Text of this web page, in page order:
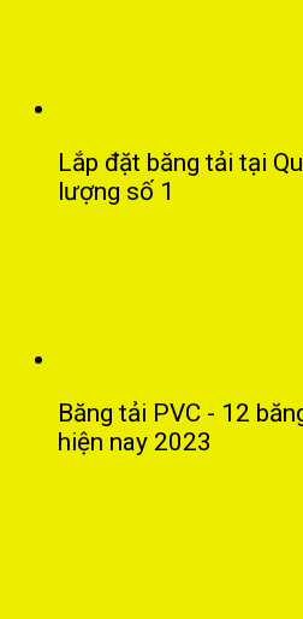
Lắp đặt băng tải tại
lượng số 1
Băng tải PVC - 12
hiện nay 2023